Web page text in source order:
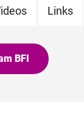
Links
BFI